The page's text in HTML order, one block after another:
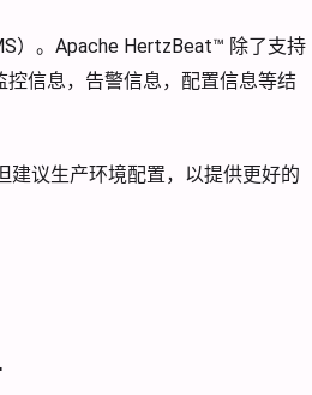
）。Apache HertzBeat™ 除了支持
信息，告警信息，配置信息等结
议生产环境配置，以提供更好的